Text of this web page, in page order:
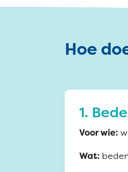
Hoe
1.
Voor wie:
Wat: